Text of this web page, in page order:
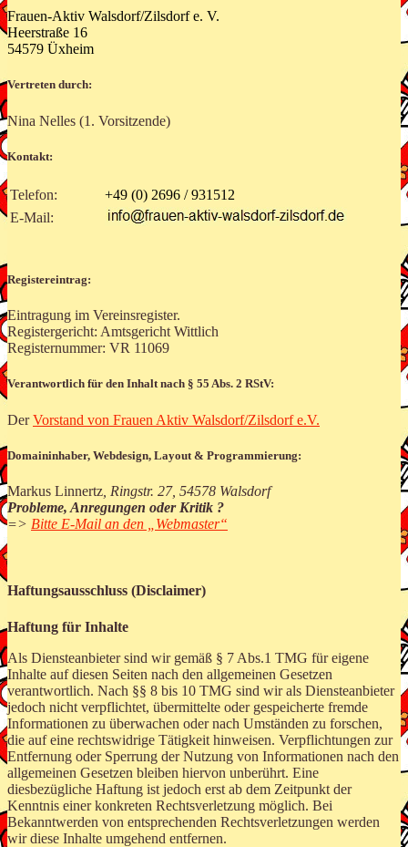
Frauen-Aktiv Walsdorf/Zilsdorf e. V.
Heerstraße 16
54579 Üxheim
Vertreten durch:
Nina Nelles (1. Vorsitzende)
Kontakt:
Telefon:
+49 (0) 2696 / 931512
E-Mail:
Registereintrag:
Eintragung im Vereinsregister.
Registergericht: Amtsgericht Wittlich
Registernummer: VR 11069
Verantwortlich für den Inhalt nach § 55 Abs. 2 RStV:
DerVorstand von Frauen Aktiv Walsdorf/Zilsdorf e.V.
Domaininhaber, Webdesign, Layout & Programmierung:
Markus Linnertz , Ringstr. 27, 54578 Walsdorf
Probleme, Anregungen oder Kritik ?
=> Bitte E-Mail an den „Webmaster“
Haftungsausschluss (Disclaimer)
Haftung für Inhalte
Als Diensteanbieter sind wir gemäß § 7 Abs.1 TMG für eigene
Inhalte auf diesen Seiten nach den allgemeinen Gesetzen
verantwortlich. Nach §§ 8 bis 10 TMG sind wir als Diensteanbieter
jedoch nicht verpflichtet, übermittelte oder gespeicherte fremde
Informationen zu überwachen oder nach Umständen zu forschen,
die auf eine rechtswidrige Tätigkeit hinweisen. Verpflichtungen zur
Entfernung oder Sperrung der Nutzung von Informationen nach den
allgemeinen Gesetzen bleiben hiervon unberührt. Eine
diesbezügliche Haftung ist jedoch erst ab dem Zeitpunkt der
Kenntnis einer konkreten Rechtsverletzung möglich. Bei
Bekanntwerden von entsprechenden Rechtsverletzungen werden
wir diese Inhalte umgehend entfernen.